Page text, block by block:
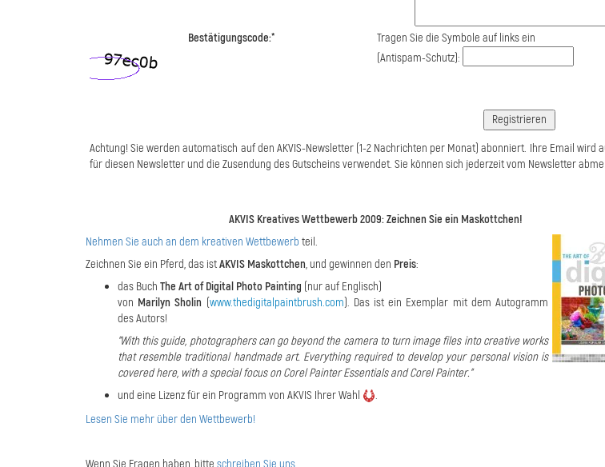
Bestätigungscode:*
Tragen Sie die Symbole auf links ein
(Antispam-Schutz):
Achtung! Sie werden automatisch auf den AKVIS-Newsletter (1-2 Nachrichten per Monat) abonniert. Ihre Email wird
für diesen Newsletter und die Zusendung des Gutscheins verwendet. Sie können sich jederzeit vom Newsletter
AKVIS Kreatives Wettbewerb 2009: Zeichnen Sie ein Maskottchen!
Nehmen Sie auch an dem kreativen Wettbewerb teil.
Zeichnen Sie ein Pferd, das istAKVIS Maskottchen, und gewinnen den Preis:
das Buch The Art of Digital Photo Painting (nur auf Englisch)
von Marilyn Sholin (www.thedigitalpaintbrush.com). Das ist ein Exemplar mit dem Autogramm
des Autors!
"With this guide, photographers can go beyond the camera to turn image files into creative works
that resemble traditional handmade art. Everything required to develop your personal vision is
covered here, with a special focus on Corel Painter Essentials and Corel Painter."
und eine Lizenz für ein Programm von AKVIS Ihrer Wahl
.
Lesen Sie mehr über den Wettbewerb!